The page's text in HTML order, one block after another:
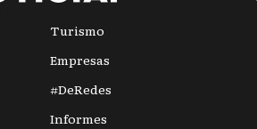
Turismo
Empresas
#DeRedes
Informes